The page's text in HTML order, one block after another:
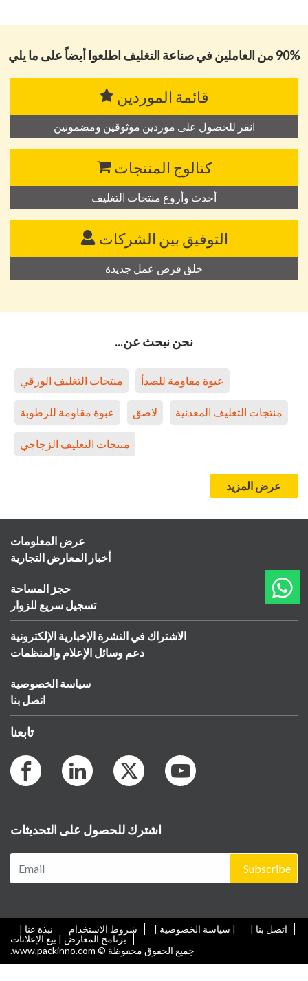
90% من العاملين في صناعة التغليف اطلعوا أيضاً على ما يلي
قائمة الموردين
انقر للحصول على موردين موثوقين ومضمونين
كتالوج المنتجات
أحدث وأروع منتجات التغليف
التوفيق بين الشركات
خلق فرص عمل جديدة
نحن نبحث عن...
منتجات التغليف الورقي عبوة مقاومة للصدأ
عبوة مقاومة للرطوبة لاصق منتجات التغليف المعدنية
منتجات التغليف الزجاجي
عرض المزيد
عرض المعلومات
أخبار المعارض التجارية
حجز المساحة
تسجيل سريع للزوار
الاشتراك في النشرة الإخبارية الإلكترونية
دعم وسائل الإعلام والمنظمات
سياسة الخصوصية
اتصل بنا
تابعنا
اشترك للحصول على التحديثات
Subscribe
نبذة عنا | شروط الاستخدام | سياسة الخصوصية |
اتصل بنا |
برنامج المعارض | بيع الإعلانات
جميع الحقوق محفوظة © www.packinno.com.